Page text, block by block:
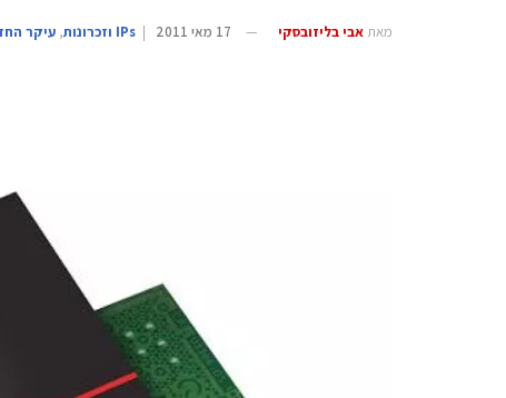
מאת אבי בליזובסקי 17 מאי 2011 |
, עיקר